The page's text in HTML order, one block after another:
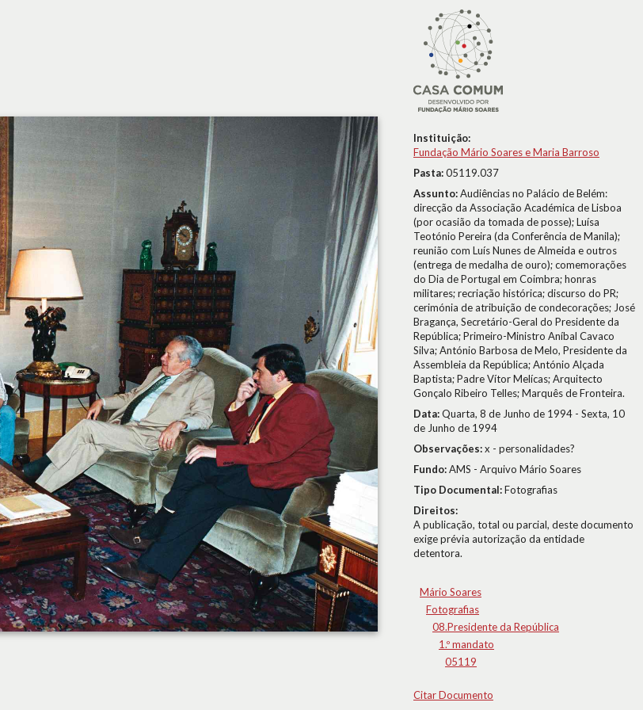
Instituição:
Fundação Mário Soares e Maria Barroso
Pasta:05119.037
Assunto:Audiências no Palácio de Belém:
direcção da Associação Académica de Lisboa
(por ocasião da tomada de posse); Luísa
Teotónio Pereira (da Conferência de Manila);
reunião com Luís Nunes de Almeida e outros
(entrega de medalha de ouro); comemorações
do Dia de Portugal em Coimbra; honras
militares; recriação histórica; discurso do PR;
cerimónia de atribuição de condecorações; José
Bragança, Secretário-Geral do Presidente da
República; Primeiro-Ministro Aníbal Cavaco
Silva; António Barbosa de Melo, Presidente da
Assembleia da República; António Alçada
Baptista; Padre Vítor Melícas; Arquitecto
Gonçalo Ribeiro Telles; Marquês de Fronteira.
Data:Quarta, 8 de Junho de 1994 - Sexta, 10
de Junho de 1994
Observações:x - personalidades?
Fundo:AMS - Arquivo Mário Soares
Tipo Documental:Fotografias
Direitos:
A publicação, total ou parcial, deste documento
exige prévia autorização da entidade
detentora.
Mário Soares
Fotografias
08.Presidente da República
1.º mandato
05119
Citar Documento